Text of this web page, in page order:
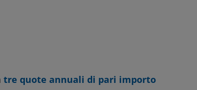
tre quote annuali di pari importo